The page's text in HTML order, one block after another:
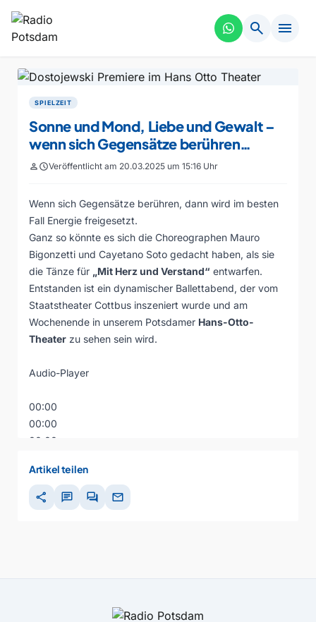
search menu
SPIELZEIT
Sonne und Mond, Liebe und Gewalt –
wenn sich Gegensätze berühren…
personscheduleVeröffentlicht am 20.03.2025 um 15:16 Uhr
Wenn sich Gegensätze berühren, dann wird im besten
Fall Energie freigesetzt.
Ganz so könnte es sich die Choreographen Mauro
Bigonzetti und Cayetano Soto gedacht haben, als sie
die Tänze für „Mit Herz und Verstand“ entwarfen.
Entstanden ist ein dynamischer Ballettabend, der vom
Staatstheater Cottbus inszeniert wurde und am
Wochenende in unserem Potsdamer Hans-Otto-
Theater zu sehen sein wird.
Audio-Player
00:00
00:00
00:00
Artikel teilen
share chat forum mail